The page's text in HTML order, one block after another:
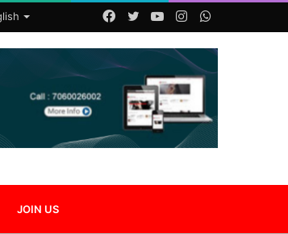
Instagram
YouTube
Twitter
Facebook
JOIN US